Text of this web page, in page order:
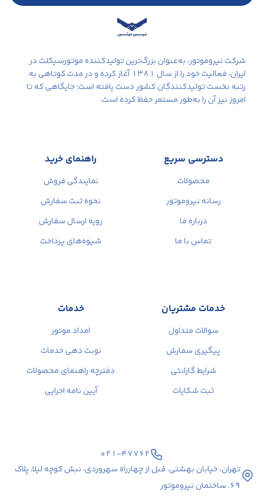
شرکت نیروموتور، به‌عنوان بزرگ‌ترین تولیدکننده موتورسیکلت در
ایران، فعالیت خود را از سال ۱۳۸۱ آغاز کرده و در مدت کوتاهی به
رتبه نخست تولیدکنندگان کشور دست یافته است؛ جایگاهی که تا
امروز نیز آن را به‌طور مستمر حفظ کرده است.
دسترسی سریع
محصولات
رسانه نیروموتور
درباره ما
تماس با ما
راهنمای خرید
نمایندگی فروش
نحوه ثبت سفارش
رویه ارسال سفارش
شیوه‌های پرداخت
خدمات مشتریان
سوالات متداول
پیگیری سفارش
شرایط گارانتی
ثبت شکایات
خدمات
امداد موتور
نوبت دهی خدمات
دفترچه راهنمای محصولات
آیین نامه اجرایی
۰۲۱-۴۷۷۶۲
تهران، خیابان بهشتی، قبل از چهارراه سهروردی، نبش کوچه لیلا، پلاک
۶۹، ساختمان نیروموتور